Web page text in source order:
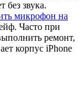
без звука.
микрофон на
Часто при
ремонт,
корпус iPhone